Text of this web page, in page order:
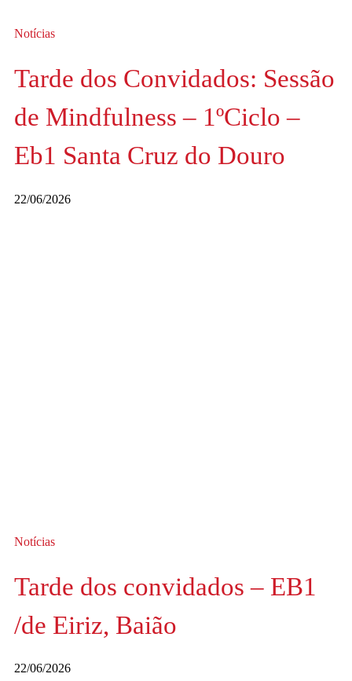
Notícias
Tarde dos Convidados: Sessão
de Mindfulness – 1ºCiclo –
Eb1 Santa Cruz do Douro
22/06/2026
Notícias
Tarde dos convidados – EB1
/de Eiriz, Baião
22/06/2026